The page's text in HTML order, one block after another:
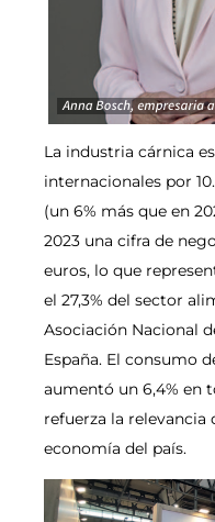
La industria cárnica
internacionales por
(un 6% más que en
2023 una cifra de
euros, lo que
el 27,3% del sector
Asociación Nacional
España. El consumo
aumentó un 6,4% en
refuerza la relevancia
economía del país.